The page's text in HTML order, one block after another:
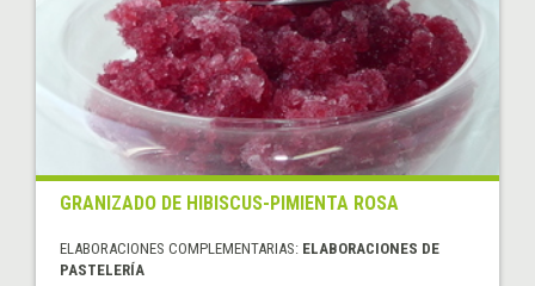
GRANIZADO DE HIBISCUS-PIMIENTA ROSA
ELABORACIONES COMPLEMENTARIAS: ELABORACIONES DE
PASTELERÍA